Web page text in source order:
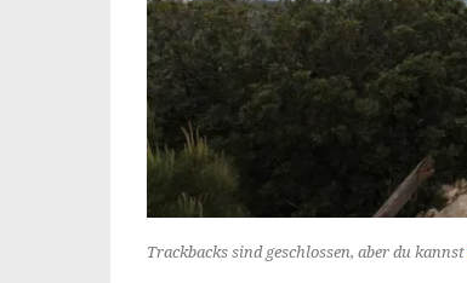
Trackbacks sind geschlossen, aber du kannst